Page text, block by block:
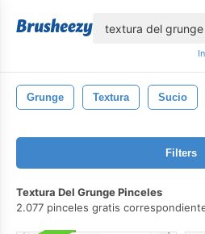
Grunge Textura Sucio
Filters
Textura Del Grunge Pinceles
2.077 pinceles gratis